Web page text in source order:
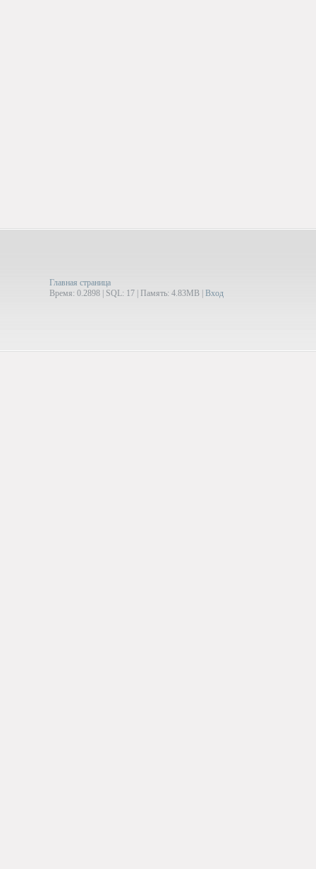
Главная страница
Время: 0.2898 | SQL: 17 | Память: 4.83MB Вход